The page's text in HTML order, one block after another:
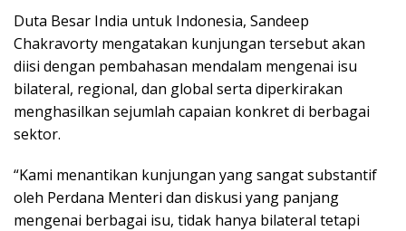
Duta Besar India untuk Indonesia, Sandeep
Chakravorty mengatakan kunjungan tersebut akan
diisi dengan pembahasan mendalam mengenai isu
bilateral, regional, dan global serta diperkirakan
menghasilkan sejumlah capaian konkret di berbagai
sektor.
“Kami menantikan kunjungan yang sangat substantif
oleh Perdana Menteri dan diskusi yang panjang
mengenai berbagai isu, tidak hanya bilateral tetapi